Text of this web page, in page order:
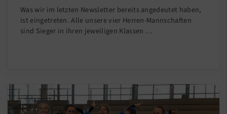
Was wir im letzten Newsletter bereits angedeutet haben,
ist eingetreten. Alle unsere vier Herren-Mannschaften
sind Sieger in ihren jeweiligen Klassen …